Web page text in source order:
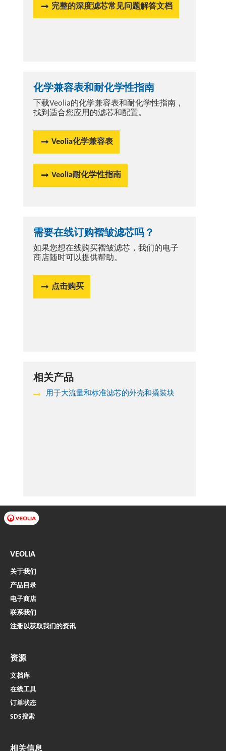
完整的深度滤芯常见问题解答文档
化学兼容表和耐化学性指南
下载Veolia的化学兼容表和耐化学性指南，
找到适合您应用的滤芯和配置。
Veolia化学兼容表
Veolia耐化学性指南
需要在线订购褶皱滤芯吗？
如果您想在线购买褶皱滤芯，我们的电子
商店随时可以提供帮助。
点击购买
相关产品
用于大流量和标准滤芯的外壳和撬装块
VEOLIA
关于我们
产品目录
电子商店​​​​​​​
联系我们
注册以获取我们的资讯
资源
文档库
在线工具
订单状态
SDS搜索
相关信息